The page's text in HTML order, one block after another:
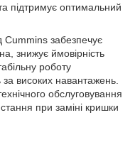
підтримує оптимальний
забезпечує
знижує ймовірність
роботу
за високих навантажень.
обслуговування
при заміні кришки